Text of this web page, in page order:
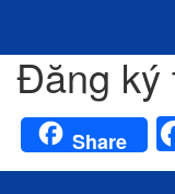
Đăng ký
Share